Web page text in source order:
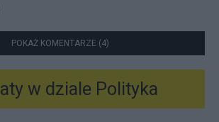
POKAŻ KOMENTARZE (4)
w dziale Polityka